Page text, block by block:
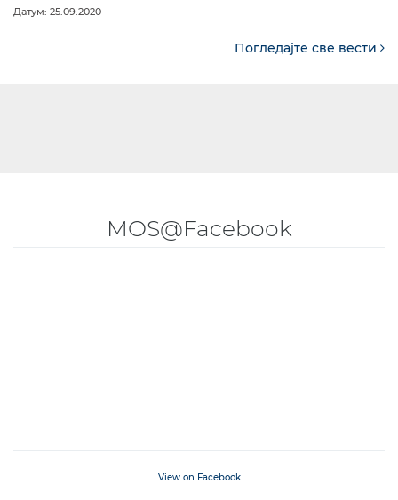
Датум: 25.09.2020
Погледајте све вести
MOS@Facebook
View on Facebook